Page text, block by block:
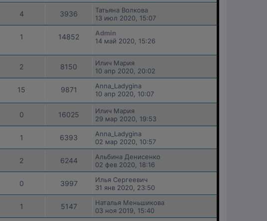
4 3936
Татьяна Волкова
13 июл 2020, 15:07
1 14852
Admin
14 май 2020, 15:26
2 8150
Илич Мария
10 апр 2020, 20:02
15 9871
Anna_Ladygina
10 апр 2020, 10:07
0 16025
Илич Мария
29 мар 2020, 19:53
1 6393
Anna_Ladygina
02 мар 2020, 10:57
2 6244
Альбина Денисенко
02 фев 2020, 18:16
0 3997
Илья Сергеевич
31 янв 2020, 23:50
1 5147
Наталья Меньшикова
03 ноя 2019, 15:40